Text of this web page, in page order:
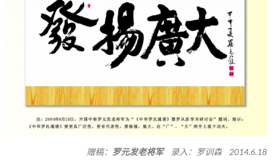
赠稿： 罗元发老将军录入：罗训森 2014.6.18